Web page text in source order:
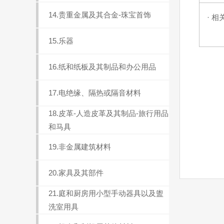
14.贵重金属及其合金-珠宝首饰
15.乐器
16.纸和纸板及其制品和办公用品
17.电绝缘、隔热或隔音材料
18.皮革-人造皮革及其制品-旅行用品
和马具
19.非金属建筑材料
20.家具及其部件
21.庭和厨房用小型手动器具以及盥
洗室用具
· 相